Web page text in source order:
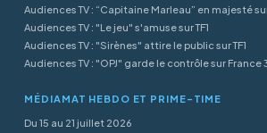
Audiences TV : “Capitaine Marleau” en majesté
Audiences TV : "Le jeu" s'amuse sur TF1
Audiences TV : "Sirènes" attire le public sur TF1
Audiences TV : "OPJ" garde le contrôle sur France
MÉDIAMAT HEBDO ET PRIME-TIME
Du 15 au 21 juillet 2026